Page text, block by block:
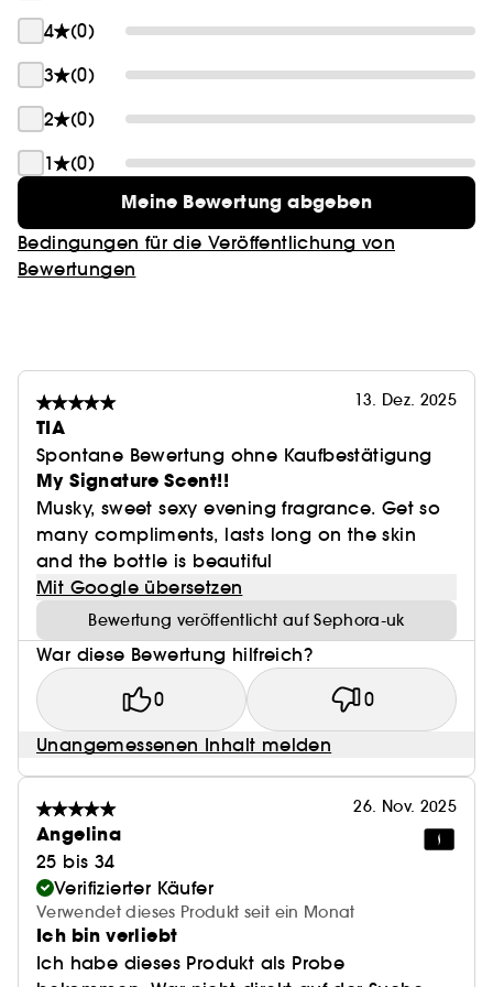
4
(0)
3
(0)
2
(0)
1
(0)
Meine Bewertung abgeben
Bedingungen für die Veröffentlichung von
Bewertungen
13. Dez. 2025
TIA
Spontane Bewertung ohne Kaufbestätigung
My Signature Scent!!
Musky, sweet sexy evening fragrance. Get so
many compliments, lasts long on the skin
and the bottle is beautiful
Mit Google übersetzen
Bewertung veröffentlicht auf Sephora-uk
War diese Bewertung hilfreich?
0 0
Unangemessenen Inhalt melden
26. Nov. 2025
Angelina
25 bis 34
Verifizierter Käufer
Verwendet dieses Produkt seit ein Monat
Ich bin verliebt
Ich habe dieses Produkt als Probe